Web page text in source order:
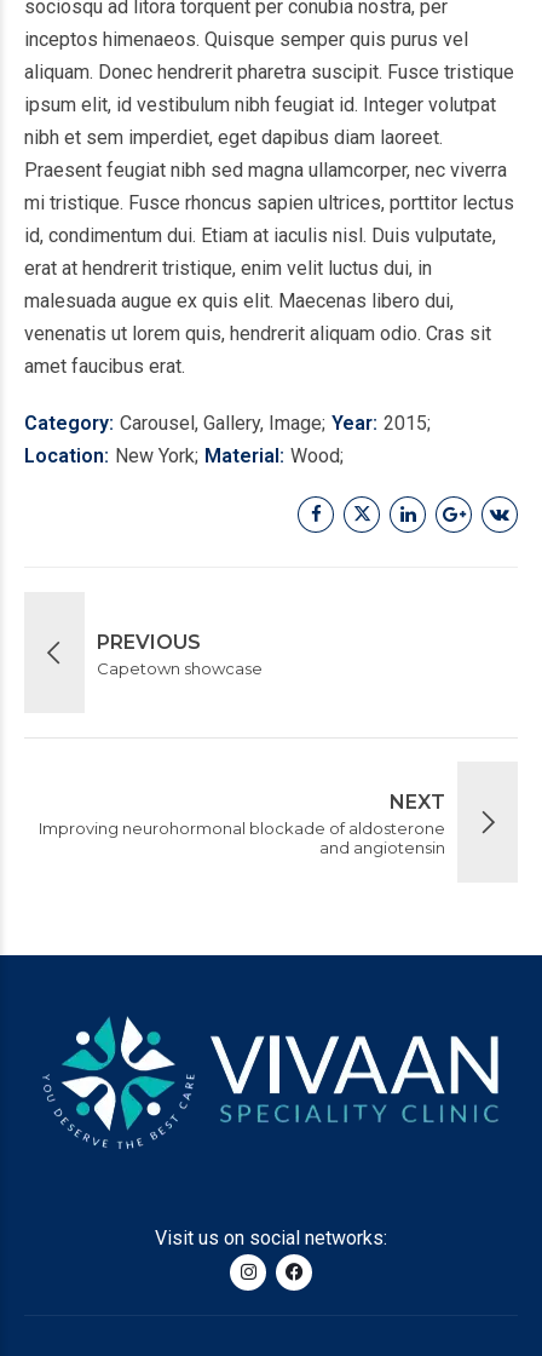
sociosqu ad litora torquent per conubia nostra, per
inceptos himenaeos. Quisque semper quis purus vel
aliquam. Donec hendrerit pharetra suscipit. Fusce tristique
ipsum elit, id vestibulum nibh feugiat id. Integer volutpat
nibh et sem imperdiet, eget dapibus diam laoreet.
Praesent feugiat nibh sed magna ullamcorper, nec viverra
mi tristique. Fusce rhoncus sapien ultrices, porttitor lectus
id, condimentum dui. Etiam at iaculis nisl. Duis vulputate,
erat at hendrerit tristique, enim velit luctus dui, in
malesuada augue ex quis elit. Maecenas libero dui,
venenatis ut lorem quis, hendrerit aliquam odio. Cras sit
amet faucibus erat.
Category Carousel, Gallery, Image Year 2015
Location New York Material Wood
PREVIOUS
Capetown showcase
NEXT
Improving neurohormonal blockade of aldosterone
and angiotensin
Visit us on social networks: